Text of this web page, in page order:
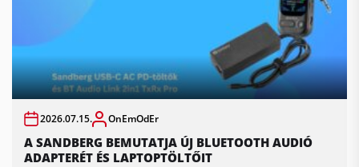
2026.07.15. OnEmOdEr
A SANDBERG BEMUTATJA ÚJ BLUETOOTH AUDIÓ
ADAPTERÉT ÉS LAPTOPTÖLTŐIT